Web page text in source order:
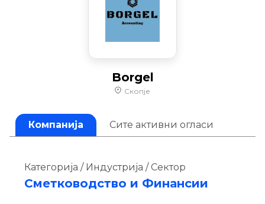
Borgel
Скопје
Компанија Сите активни огласи
Категорија / Индустрија / Сектор
Сметководство и Финансии